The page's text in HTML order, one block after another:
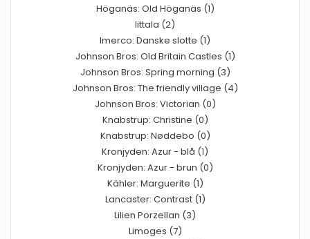
Höganäs: Old Höganäs (1)
Iittala (2)
Imerco: Danske slotte (1)
Johnson Bros: Old Britain Castles (1)
Johnson Bros: Spring morning (3)
Johnson Bros: The friendly village (4)
Johnson Bros: Victorian (0)
Knabstrup: Christine (0)
Knabstrup: Nøddebo (0)
Kronjyden: Azur - blå (1)
Kronjyden: Azur - brun (0)
Kähler: Marguerite (1)
Lancaster: Contrast (1)
Lilien Porzellan (3)
Limoges (7)